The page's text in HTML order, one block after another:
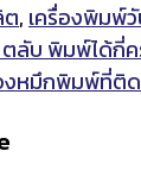
, เครื่องพิมพ์
ตลับ พิมพ์ได้กี่
หมึกพิมพ์ที่ติด